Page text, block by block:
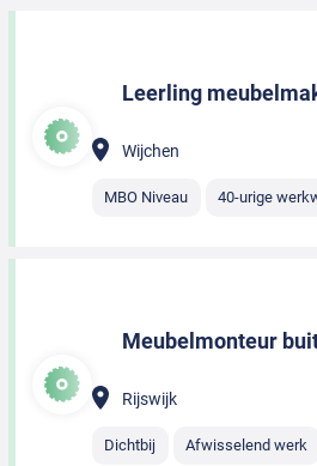
Leerling
Wijchen
MBO Niveau 40-urige
Meubelmonteur
Rijswijk
Dichtbij Afwisselend werk